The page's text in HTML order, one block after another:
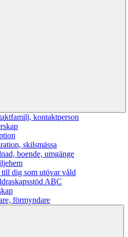
kontaktperson
skilsmässa
boende, umgänge
till dig som utövar våld
ABC
förmyndare